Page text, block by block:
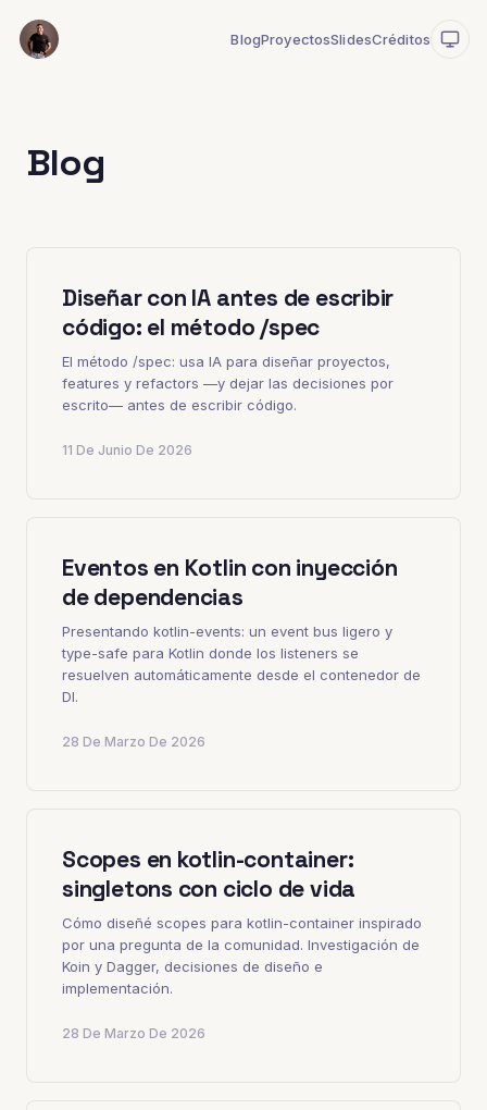
BlogProyectosSlidesCréditos
Blog
Diseñar con IA antes de escribir
código: el método /spec
El método /spec: usa IA para diseñar proyectos,
features y refactors —y dejar las decisiones por
escrito— antes de escribir código.
11 De Junio De 2026
Eventos en Kotlin con inyección
de dependencias
Presentando kotlin-events: un event bus ligero y
type-safe para Kotlin donde los listeners se
resuelven automáticamente desde el contenedor de
DI.
28 De Marzo De 2026
Scopes en kotlin-container:
singletons con ciclo de vida
Cómo diseñé scopes para kotlin-container inspirado
por una pregunta de la comunidad. Investigación de
Koin y Dagger, decisiones de diseño e
implementación.
28 De Marzo De 2026